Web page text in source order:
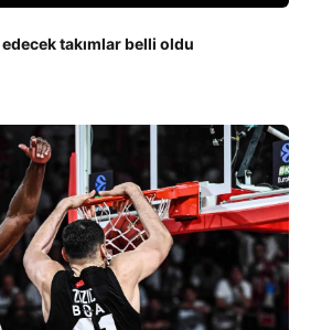
takımlar belli oldu